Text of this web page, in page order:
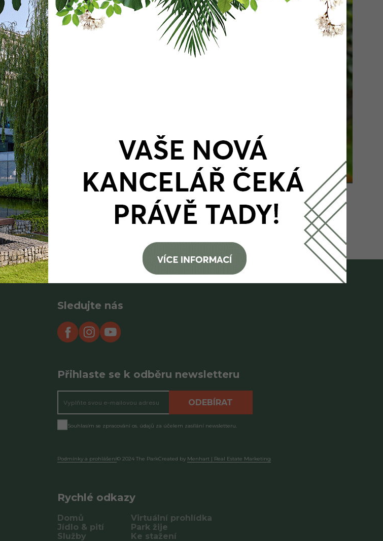
Rychlé odkazy
Domů
Jídlo & pití
Služby
Virtuální prohlídka
Park žije
Ke stažení
Sledujte nás
Přihlaste se k odběru newsletteru
ODEBÍRAT
Souhlasím se zpracování os. údajů za účelem zasílání newsletteru.
Podmínky a prohlášení© 2024 The ParkCreated by Menhart | Real Estate Marketing